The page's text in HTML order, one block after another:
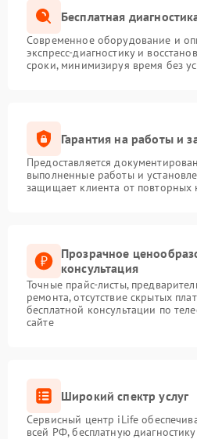
Бесплатная
Современное оборудование и
экспресс-диагностику и
сроки, минимизируя время без
Гарантия на работы и
Предоставляется
выполненные работы и
защищает клиента от повторных
Прозрачное
консультация
Точные прайс-листы,
ремонта, отсутствие скрытых
бесплатной консультации по
сайте
Широкий спектр услуг
Сервисный центр iLife
всей РФ, бесплатную